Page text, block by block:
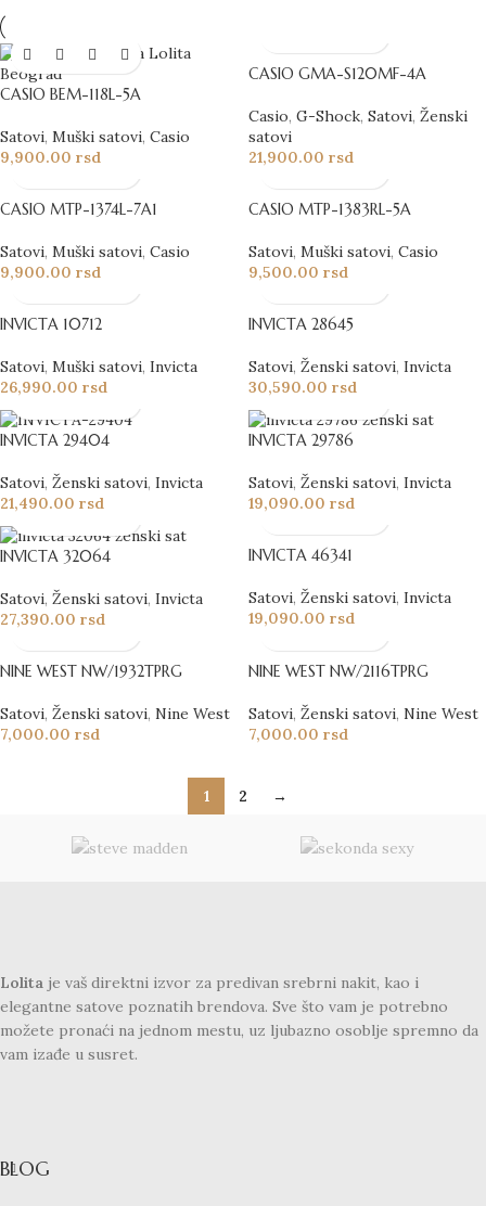
CASIO BEM-118L-5A
Satovi, Muški satovi, Casio
9,900.00 rsd
CASIO GMA-S120MF-4A
Casio, G-Shock, Satovi, Ženski
satovi
21,900.00 rsd
CASIO MTP-1374L-7A1
Satovi, Muški satovi, Casio
9,900.00 rsd
CASIO MTP-1383RL-5A
Satovi, Muški satovi, Casio
9,500.00 rsd
INVICTA 10712
Satovi, Muški satovi, Invicta
26,990.00 rsd
INVICTA 28645
Satovi, Ženski satovi, Invicta
30,590.00 rsd
INVICTA 29404
Satovi, Ženski satovi, Invicta
21,490.00 rsd
INVICTA 29786
Satovi, Ženski satovi, Invicta
19,090.00 rsd
INVICTA 32064
Satovi, Ženski satovi, Invicta
27,390.00 rsd
INVICTA 46341
Satovi, Ženski satovi, Invicta
19,090.00 rsd
NINE WEST NW/1932TPRG
Satovi, Ženski satovi, Nine West
7,000.00 rsd
NINE WEST NW/2116TPRG
Satovi, Ženski satovi, Nine West
7,000.00 rsd
1 2 →
Lolita je vaš direktni izvor za predivan srebrni nakit, kao i
elegantne satove poznatih brendova. Sve što vam je potrebno
možete pronaći na jednom mestu, uz ljubazno osoblje spremno da
vam izađe u susret.
BLOG